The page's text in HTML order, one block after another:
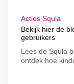
Acties Squla
Bekijk hier de
gebruikers
Lees de Squla
ontdek hoe